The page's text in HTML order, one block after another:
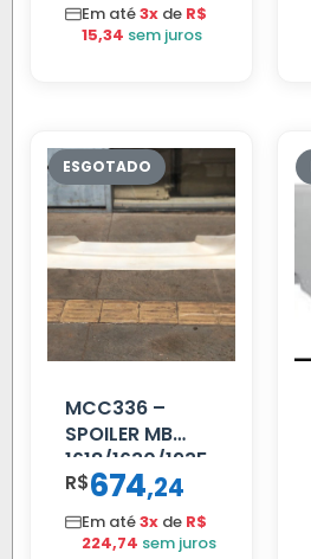
Em até3x de R$
15,34 sem juros
MCC336 –
SPOILER MB
1618/1630/1935
04 FAR
C/BIGOD
R$674,24
Em até3x de R$
224,74 sem juros